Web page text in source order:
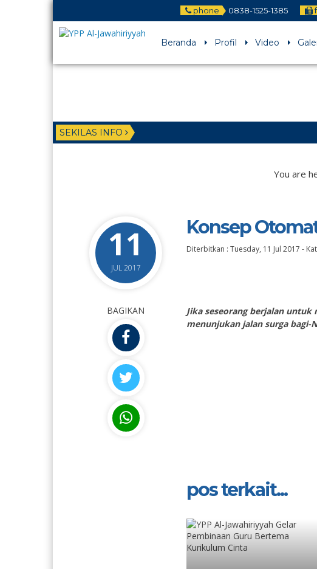
phone 0838-1525-1385
Beranda Profil Video
SEKILAS INFO
You are
11
JUL 2017
Konsep
Diterbitkan : Tuesday, 11 Jul 2017 -
BAGIKAN
Jika seseorang berjalan
menunjukan jalan surga bagi-
pos terkait...